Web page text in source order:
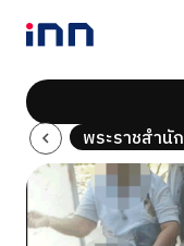
NEWS
ENTERTAINMENT
LIFESTYLE
HOROSCOPE
LOTTERY
Tech พระราชสำนัก